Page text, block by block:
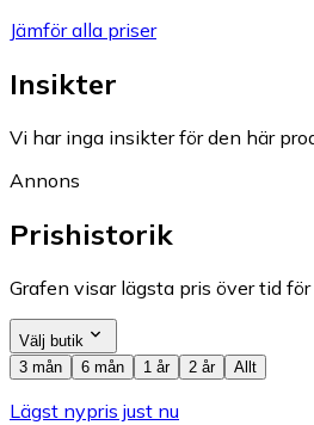
Jämför alla priser
Insikter
Vi har inga insikter för den här
Annons
Prishistorik
Grafen visar lägsta pris över tid
Välj butik
3 mån
6 mån 1 år 2 år Allt
Lägst nypris just nu